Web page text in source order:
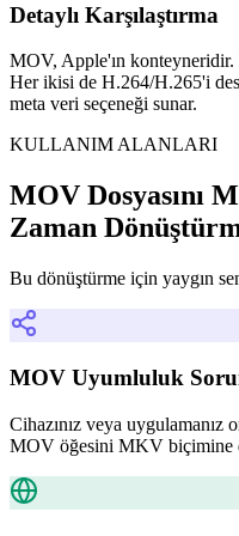
Detaylı Karşılaştırma
MOV, Apple'ın
Her ikisi de H.264/H.265'i
meta veri seçeneği sunar.
KULLANIM ALANLARI
MOV Dosyasını
Zaman
Bu dönüştürme için yaygın
MOV Uyumluluk
Cihazınız veya
MOV öğesini MKV biçimine